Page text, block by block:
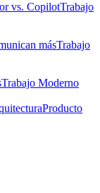
vs. CopilotTrabajo
másTrabajo
Trabajo Moderno
Producto